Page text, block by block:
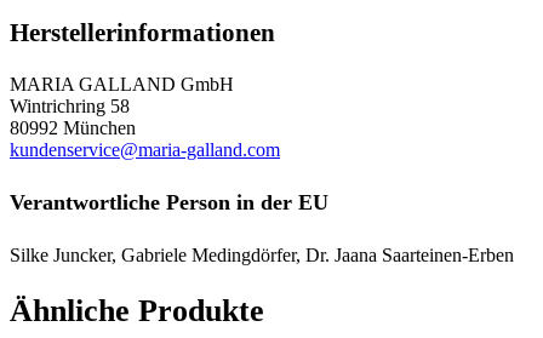
Herstellerinformationen
MARIA GALLAND GmbH
Wintrichring 58
80992 München
kundenservice@maria-galland.com
Verantwortliche Person in der EU
Silke Juncker, Gabriele Medingdörfer, Dr. Jaana Saarteinen-Erben
Ähnliche Produkte